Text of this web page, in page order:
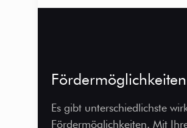
Fördermöglichkeiten
Es gibt unterschiedlichste
Fördermöglichkeiten. Mit